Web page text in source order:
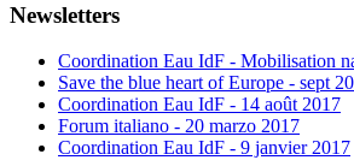
Newsletters
Coordination Eau IdF - Mobilisation
Save the blue heart of Europe - sept
Coordination Eau IdF - 14 août 2017
Forum italiano - 20 marzo 2017
Coordination Eau IdF - 9 janvier 2017